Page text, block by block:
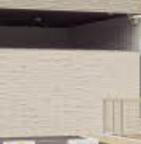
ルームツアー